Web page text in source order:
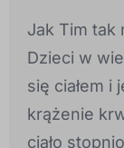
Jak Tim tak
Dzieci w
się ciałem i
krążenie
ciało